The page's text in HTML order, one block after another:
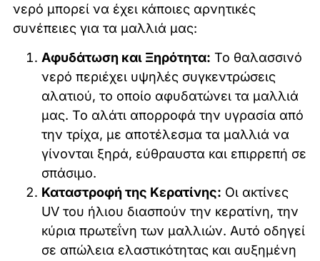
νερό μπορεί να έχει κάποιες αρνητικές
συνέπειες για τα μαλλιά μας:
Αφυδάτωση και Ξηρότητα: Το θαλασσινό
νερό περιέχει υψηλές συγκεντρώσεις
αλατιού, το οποίο αφυδατώνει τα μαλλιά
μας. Το αλάτι απορροφά την υγρασία από
την τρίχα, με αποτέλεσμα τα μαλλιά να
γίνονται ξηρά, εύθραυστα και επιρρεπή σε
σπάσιμο.
Καταστροφή της Κερατίνης: Οι ακτίνες
UV του ήλιου διασπούν την κερατίνη, την
κύρια πρωτεΐνη των μαλλιών. Αυτό οδηγεί
σε απώλεια ελαστικότητας και αυξημένη